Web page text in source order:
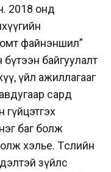
2018 онд
файнэншил”
бүтээн байгуулалт
үйл ажиллагааг
сард
гүйцэтгэх
баг болж
хэлье. Төслийн
зүйлс